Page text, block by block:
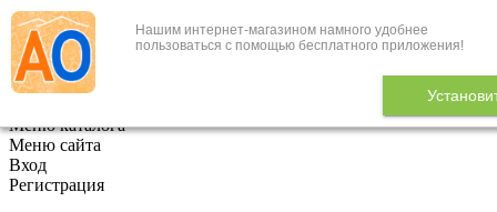
Нашим интернет-магазином намного удобнее
пользоваться с помощью бесплатного приложения!
+7 (495) 646-888-1
В корзине 0
Меню каталога
Меню сайта
Вход
Регистрация